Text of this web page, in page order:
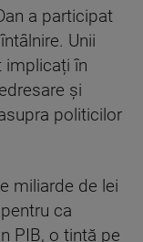
a participat
Unii
implicați în
și
politicilor
miliarde de lei
ca
PIB, o țintă pe